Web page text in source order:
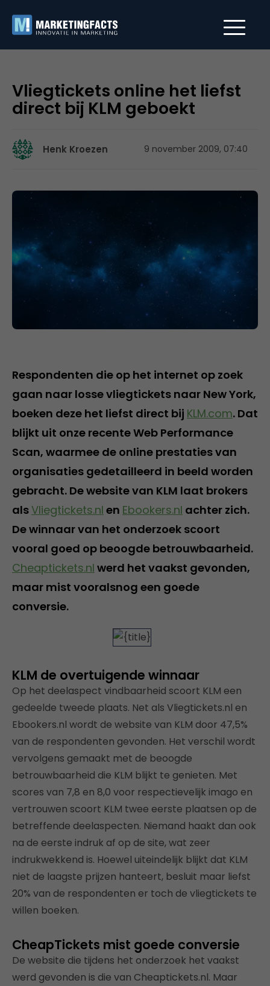
Vliegtickets online het liefst
direct bij KLM geboekt
Henk Kroezen 9 november 2009, 07:40
Respondenten die op het internet op zoek
gaan naar losse vliegtickets naar New York,
boeken deze het liefst direct bij KLM.com. Dat
blijkt uit onze recente Web Performance
Scan, waarmee de online prestaties van
organisaties gedetailleerd in beeld worden
gebracht. De website van KLM laat brokers
alsVliegtickets.nl en Ebookers.nl achter zich.
De winnaar van het onderzoek scoort
vooral goed op beoogde betrouwbaarheid.
Cheaptickets.nl werd het vaakst gevonden,
maar mist vooralsnog een goede
conversie.
KLM de overtuigende winnaar
Op het deelaspect vindbaarheid scoort KLM een
gedeelde tweede plaats. Net als Vliegtickets.nl en
Ebookers.nl wordt de website van KLM door 47,5%
van de respondenten gevonden. Het verschil wordt
vervolgens gemaakt met de beoogde
betrouwbaarheid die KLM blijkt te genieten. Met
scores van 7,8 en 8,0 voor respectievelijk imago en
vertrouwen scoort KLM twee eerste plaatsen op de
betreffende deelaspecten. Niemand haakt dan ook
na de eerste indruk af op de site, wat zeer
indrukwekkend is. Hoewel uiteindelijk blijkt dat KLM
niet de laagste prijzen hanteert, besluit maar liefst
20% van de respondenten er toch de vliegtickets te
willen boeken.
CheapTickets mist goede conversie
De website die tijdens het onderzoek het vaakst
werd gevonden is die van Cheaptickets.nl. Maar